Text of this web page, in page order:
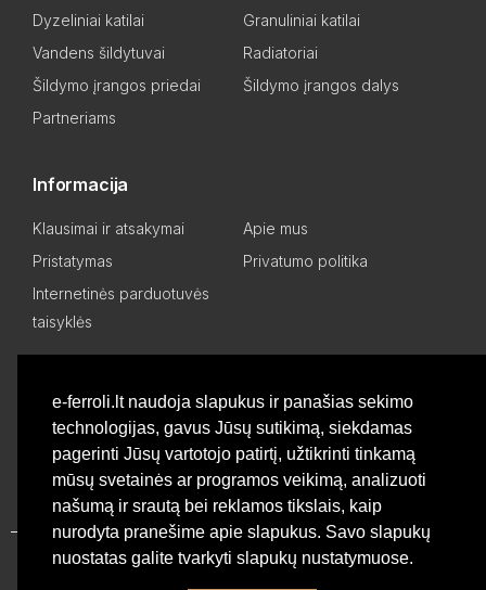
e-ferroli.lt naudoja slapukus ir panašias sekimo
technologijas, gavus Jūsų sutikimą, siekdamas
pagerinti Jūsų vartotojo patirtį, užtikrinti tinkamą
mūsų svetainės ar programos veikimą, analizuoti
našumą ir srautą bei reklamos tikslais, kaip
nurodyta pranešime apie slapukus. Savo slapukų
nuostatas galite tvarkyti slapukų nustatymuose.
Dyzeliniai katilai
Granuliniai katilai
Vandens šildytuvai
Radiatoriai
Šildymo įrangos priedai
Šildymo įrangos dalys
Partneriams
Informacija
Klausimai ir atsakymai
Apie mus
Pristatymas
Privatumo politika
Internetinės parduotuvės
taisyklės
Asmeninis kabinetas
Pageidavimų sąrašas
Palyginti produktus
Basket